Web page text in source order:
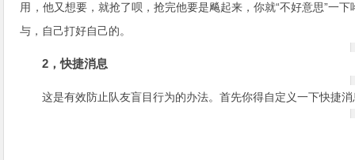
用，他又想要，就抢了呗，抢完他要是飚起来，你就“不好意思”一
与，自己打好自己的。
2，快捷消息
这是有效防止队友盲目行为的办法。首先你得自定义一下快捷